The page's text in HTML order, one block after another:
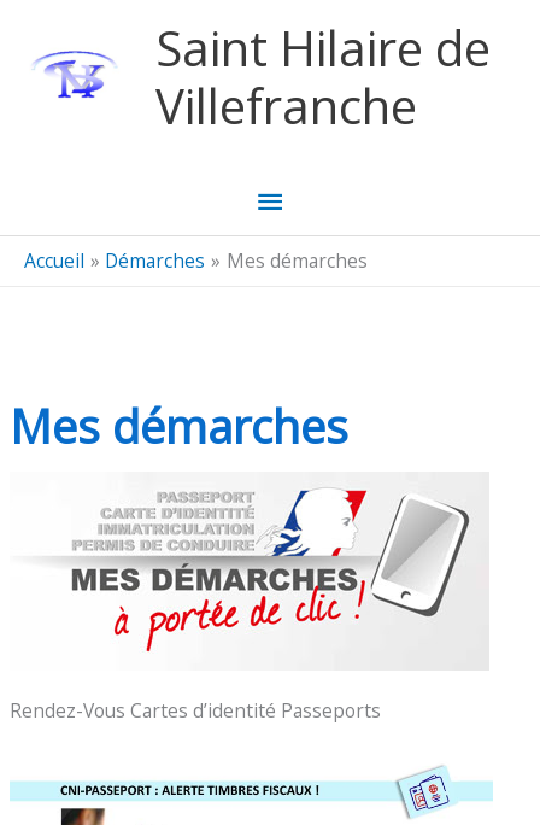
Saint Hilaire de
Villefranche
Menu
principal
Accueil Démarches Mes démarches
Mes démarches
Rendez-Vous Cartes d’identité Passeports